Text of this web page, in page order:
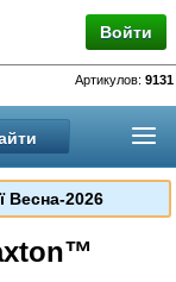
Войти
Артикулов: 9131
Весна-2026